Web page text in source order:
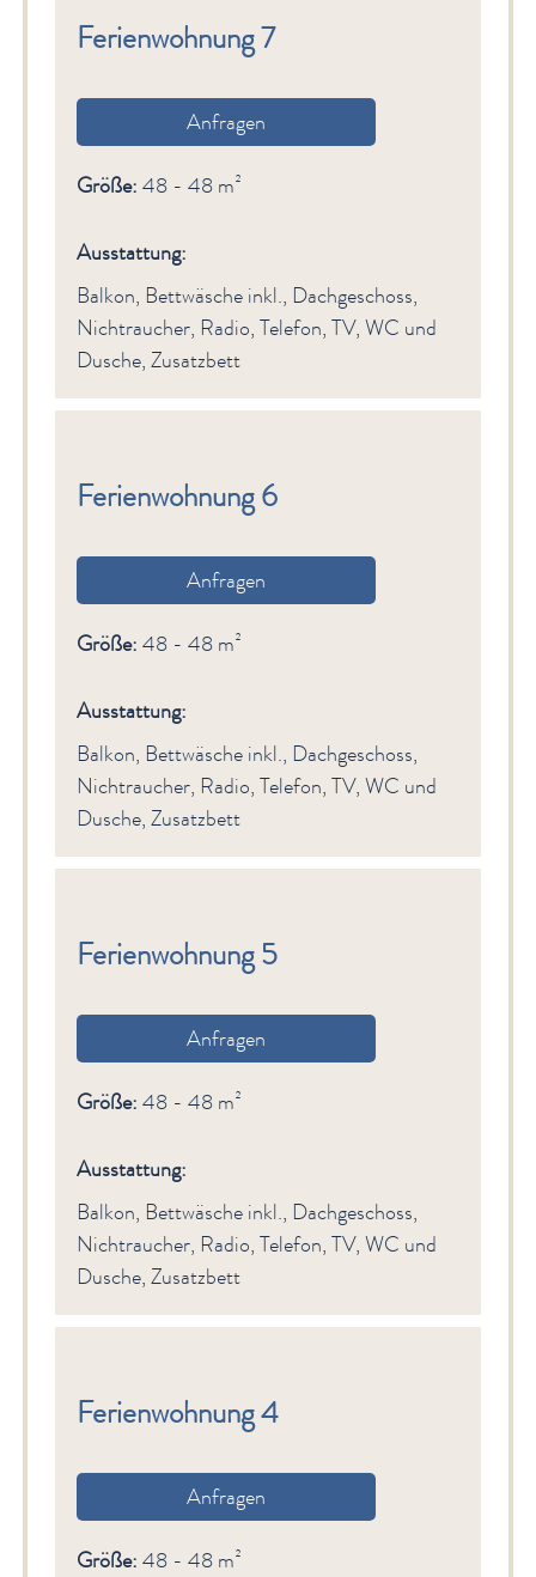
Ferienwohnung 7
Anfragen
Größe: 48 - 48 m²
Ausstattung:
Balkon, Bettwäsche inkl., Dachgeschoss,
Nichtraucher, Radio, Telefon, TV, WC und
Dusche, Zusatzbett
Ferienwohnung 6
Anfragen
Größe: 48 - 48 m²
Ausstattung:
Balkon, Bettwäsche inkl., Dachgeschoss,
Nichtraucher, Radio, Telefon, TV, WC und
Dusche, Zusatzbett
Ferienwohnung 5
Anfragen
Größe: 48 - 48 m²
Ausstattung:
Balkon, Bettwäsche inkl., Dachgeschoss,
Nichtraucher, Radio, Telefon, TV, WC und
Dusche, Zusatzbett
Ferienwohnung 4
Anfragen
Größe: 48 - 48 m²